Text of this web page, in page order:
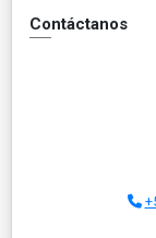
Contáctanos